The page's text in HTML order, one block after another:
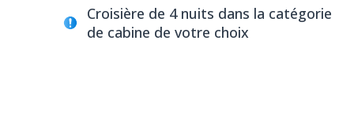
Croisière de 4 nuits dans la catégorie
de cabine de votre choix